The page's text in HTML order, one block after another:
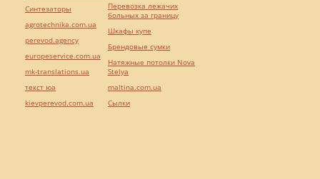
Синтезаторы
agrotechnika.com.ua
perevod.agency
europeservice.com.ua
mk-translations.ua
текст юа
kievperevod.com.ua
Перевозка лежачих
больных за границу
Шкафы купе
Брендовые сумки
Натяжные потолки Nova
Stelya
maltina.com.ua
Cылки